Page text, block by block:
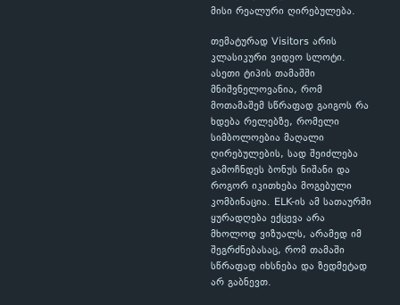
მისი რეალური ღირებულება.
თემატურად Visitors არის
კლასიკური ვიდეო სლოტი.
ასეთი ტიპის თამაშში
მნიშვნელოვანია, რომ
მოთამაშემ სწრაფად გაიგოს რა
ხდება რელებზე, რომელი
სიმბოლოებია მაღალი
ღირებულების, სად შეიძლება
გამოჩნდეს ბონუს ნიშანი და
როგორ იკითხება მოგებული
კომბინაცია. ELK-ის ამ სათაურში
ყურადღება ექცევა არა
მხოლოდ ვიზუალს, არამედ იმ
შეგრძნებასაც, რომ თამაში
სწრაფად იხსნება და ზედმეტად
არ გაბნევთ.